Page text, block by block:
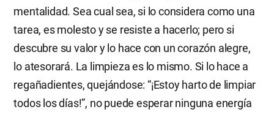
mentalidad. Sea cual sea, si lo considera como una
tarea, es molesto y se resiste a hacerlo; pero si
descubre su valor y lo hace con un corazón alegre,
lo atesorará. La limpieza es lo mismo. Si lo hace a
regañadientes, quejándose: “¡Estoy harto de limpiar
todos los días!”, no puede esperar ninguna energía